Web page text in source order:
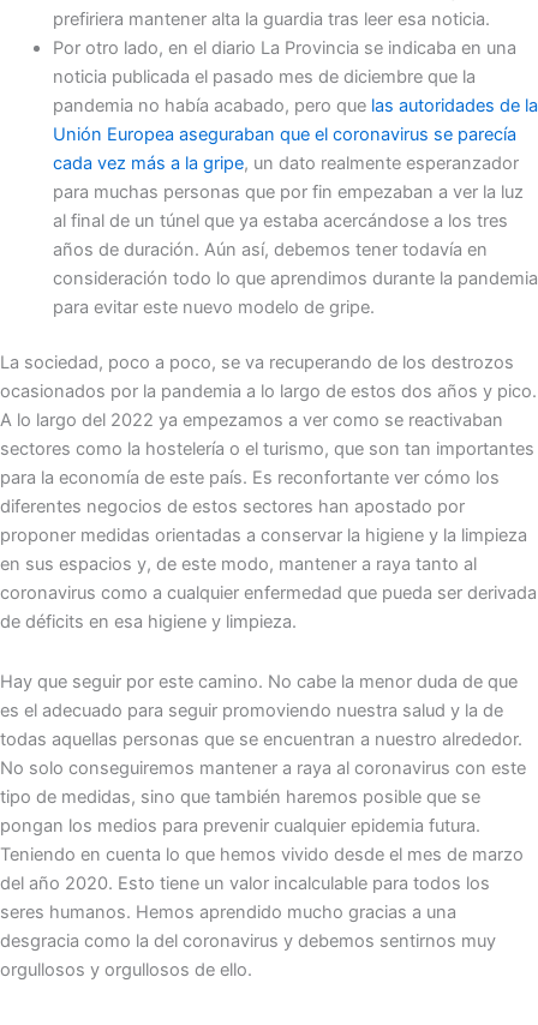
prefiriera mantener alta la guardia tras leer esa noticia.
Por otro lado, en el diario La Provincia se indicaba en una
noticia publicada el pasado mes de diciembre que la
pandemia no había acabado, pero quelas autoridades de la
Unión Europea aseguraban que el coronavirus se parecía
cada vez más a la gripe, un dato realmente esperanzador
para muchas personas que por fin empezaban a ver la luz
al final de un túnel que ya estaba acercándose a los tres
años de duración. Aún así, debemos tener todavía en
consideración todo lo que aprendimos durante la pandemia
para evitar este nuevo modelo de gripe.
La sociedad, poco a poco, se va recuperando de los destrozos
ocasionados por la pandemia a lo largo de estos dos años y pico.
A lo largo del 2022 ya empezamos a ver como se reactivaban
sectores como la hostelería o el turismo, que son tan importantes
para la economía de este país. Es reconfortante ver cómo los
diferentes negocios de estos sectores han apostado por
proponer medidas orientadas a conservar la higiene y la limpieza
en sus espacios y, de este modo, mantener a raya tanto al
coronavirus como a cualquier enfermedad que pueda ser derivada
de déficits en esa higiene y limpieza.
Hay que seguir por este camino. No cabe la menor duda de que
es el adecuado para seguir promoviendo nuestra salud y la de
todas aquellas personas que se encuentran a nuestro alrededor.
No solo conseguiremos mantener a raya al coronavirus con este
tipo de medidas, sino que también haremos posible que se
pongan los medios para prevenir cualquier epidemia futura.
Teniendo en cuenta lo que hemos vivido desde el mes de marzo
del año 2020. Esto tiene un valor incalculable para todos los
seres humanos. Hemos aprendido mucho gracias a una
desgracia como la del coronavirus y debemos sentirnos muy
orgullosos y orgullosos de ello.